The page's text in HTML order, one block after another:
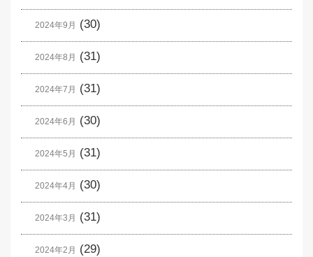
2024年9月 (30)
2024年8月 (31)
2024年7月 (31)
2024年6月 (30)
2024年5月 (31)
2024年4月 (30)
2024年3月 (31)
2024年2月 (29)